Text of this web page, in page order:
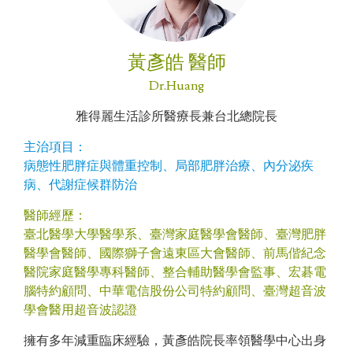
黃彥皓 醫師
Dr.Huang
雅得麗生活診所醫療長兼台北總院長
主治項目：
病態性肥胖症與體重控制、局部肥胖治療、內分泌疾
病、代謝症候群防治
醫師經歷：
臺北醫學大學醫學系、臺灣家庭醫學會醫師、臺灣肥胖
醫學會醫師、國際獅子會遠東區大會醫師、前馬偕紀念
醫院家庭醫學專科醫師、整合輔助醫學會監事、宏碁電
腦特約顧問、中華電信股份公司特約顧問、臺灣超音波
學會醫用超音波認證
擁有多年減重臨床經驗，黃彥皓院長率領醫學中心出身